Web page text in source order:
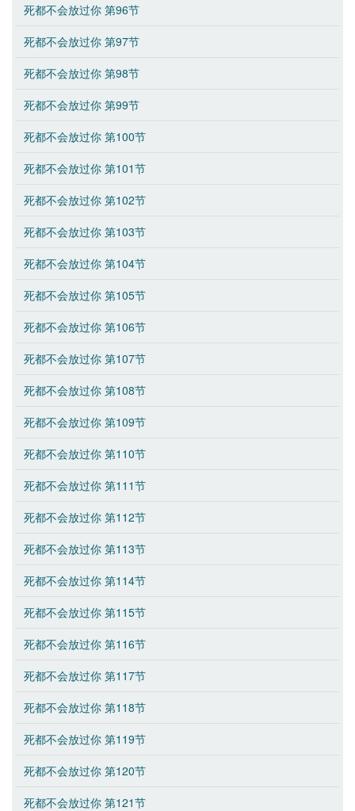
死都不会放过你 第96节
死都不会放过你 第97节
死都不会放过你 第98节
死都不会放过你 第99节
死都不会放过你 第100节
死都不会放过你 第101节
死都不会放过你 第102节
死都不会放过你 第103节
死都不会放过你 第104节
死都不会放过你 第105节
死都不会放过你 第106节
死都不会放过你 第107节
死都不会放过你 第108节
死都不会放过你 第109节
死都不会放过你 第110节
死都不会放过你 第111节
死都不会放过你 第112节
死都不会放过你 第113节
死都不会放过你 第114节
死都不会放过你 第115节
死都不会放过你 第116节
死都不会放过你 第117节
死都不会放过你 第118节
死都不会放过你 第119节
死都不会放过你 第120节
死都不会放过你 第121节